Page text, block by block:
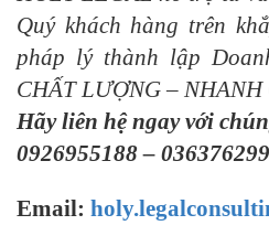
Quý khách hàng trên
pháp lý thành lập
CHẤT LƯỢNG – NHANH
Hãy liên hệ ngay với
0926955188–
Email: